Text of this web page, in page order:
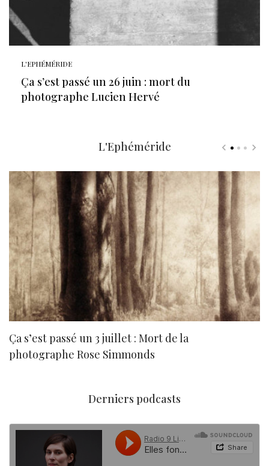
L'EPHÉMÉRIDE
Ça s’est passé un 26 juin : mort du
photographe Lucien Hervé
L'Ephéméride
Ça s’est passé un 3 juillet : Mort de la
photographe Rose Simmonds
Derniers podcasts